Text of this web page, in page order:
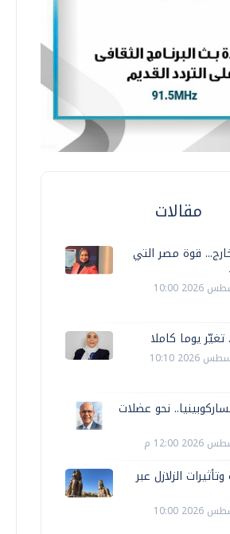
مقالات
قوة مصر التي
الجمعة، 07 اغسطس 2026 10:00
يوما كاملا
الخميس، 06 اغسطس 2026 10:10
نحو عضلات
الزلازل عبر
الأربعاء، 05 اغسطس 2026 10:00